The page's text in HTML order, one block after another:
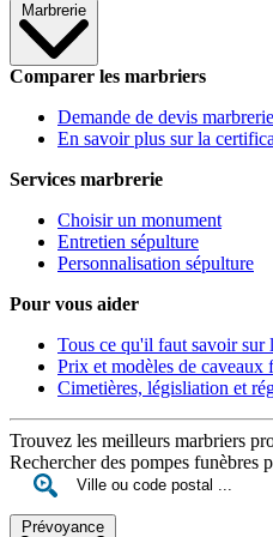
Marbrerie
Comparer les marbriers
Demande de devis marbrerie
En savoir plus sur la
Services marbrerie
Choisir un monument
Entretien sépulture
Personnalisation sépulture
Pour vous aider
Tous ce qu'il faut savoir sur
Prix et modèles de caveaux
Cimetières, législiation et
Trouvez les meilleurs marbriers
Rechercher des pompes funèbres
Prévoyance